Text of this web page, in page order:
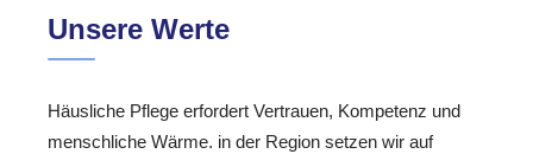
Unsere Werte
Häusliche Pflege erfordert Vertrauen, Kompetenz und
menschliche Wärme. in der Region setzen wir auf